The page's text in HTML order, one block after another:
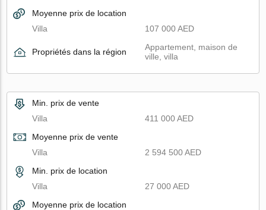
Moyenne prix de location
Villa
107 000 AED
Propriétés dans la région
Appartement, maison de
ville, villa
Min. prix de vente
Villa
411 000 AED
Moyenne prix de vente
Villa
2 594 500 AED
Min. prix de location
Villa
27 000 AED
Moyenne prix de location